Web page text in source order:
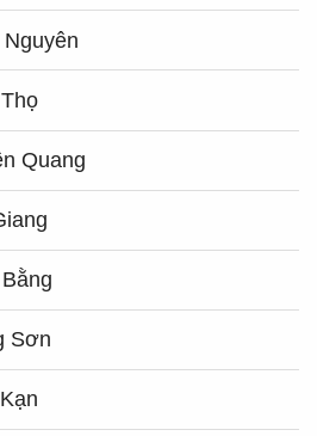
Quang
Sơn